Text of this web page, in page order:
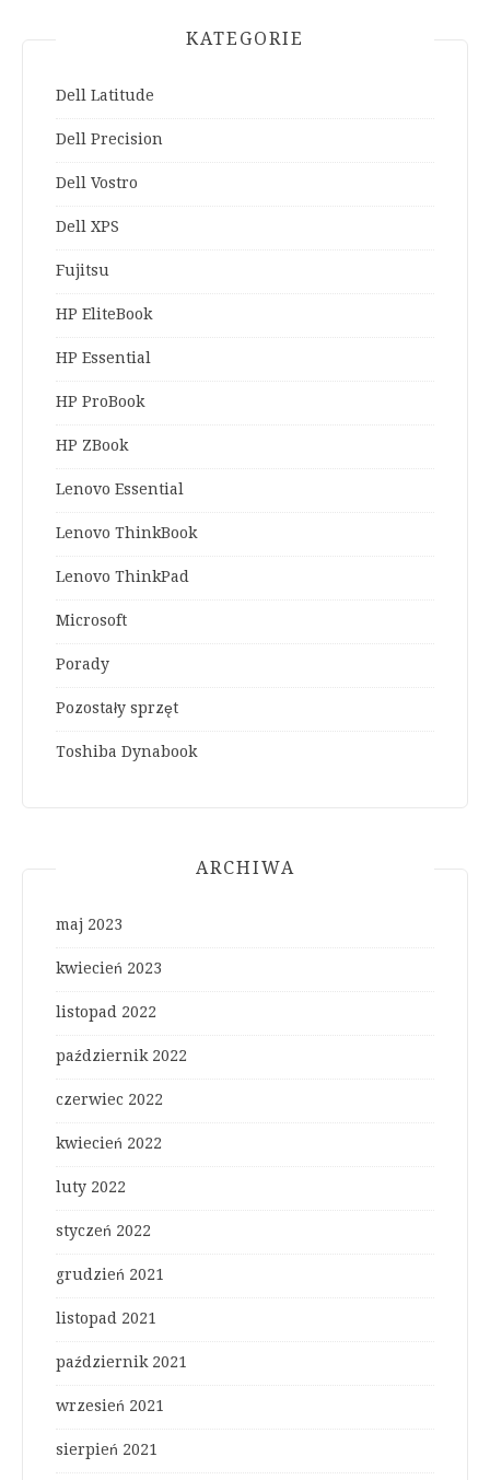
KATEGORIE
Dell Latitude
Dell Precision
Dell Vostro
Dell XPS
Fujitsu
HP EliteBook
HP Essential
HP ProBook
HP ZBook
Lenovo Essential
Lenovo ThinkBook
Lenovo ThinkPad
Microsoft
Porady
Pozostały sprzęt
Toshiba Dynabook
ARCHIWA
maj 2023
kwiecień 2023
listopad 2022
październik 2022
czerwiec 2022
kwiecień 2022
luty 2022
styczeń 2022
grudzień 2021
listopad 2021
październik 2021
wrzesień 2021
sierpień 2021